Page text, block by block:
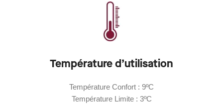
Température d’utilisation
Température Confort : 9ºC
Température Limite : 3ºC